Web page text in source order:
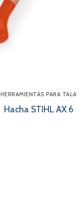
HERRAMIENTAS PARA TALA
Hacha STIHL AX 6